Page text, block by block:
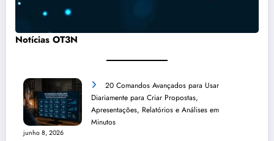
Notícias OT3N
20 Comandos Avançados para Usar
Diariamente para Criar Propostas,
Apresentações, Relatórios e Análises em
Minutos
junho 8, 2026